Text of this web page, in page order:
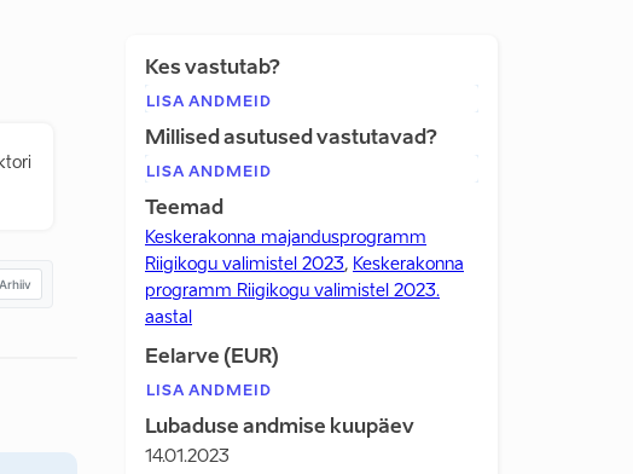
Arhiiv
Kes vastutab?
LISA ANDMEID
Millised asutused vastutavad?
LISA ANDMEID
Teemad
Keskerakonna majandusprogramm
Riigikogu valimistel 2023, Keskerakonna
programm Riigikogu valimistel 2023.
aastal
Eelarve (EUR)
LISA ANDMEID
Lubaduse andmise kuupäev
14.01.2023